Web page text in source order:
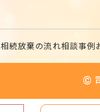
相続放棄の流れ相談事例
©